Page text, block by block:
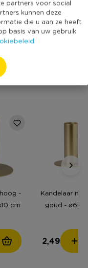
partners voor social
kunnen deze
die u aan ze heeft
basis van uw gebruik
Nederland
geen score
-
cm
Kandelaar
goud - ø6x7
2,49